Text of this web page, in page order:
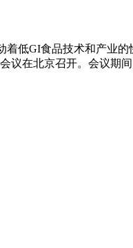
低GI食品技术和产业的
议在北京召开。会议期